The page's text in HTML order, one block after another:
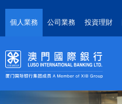
個人業務 公司業務 投資理財